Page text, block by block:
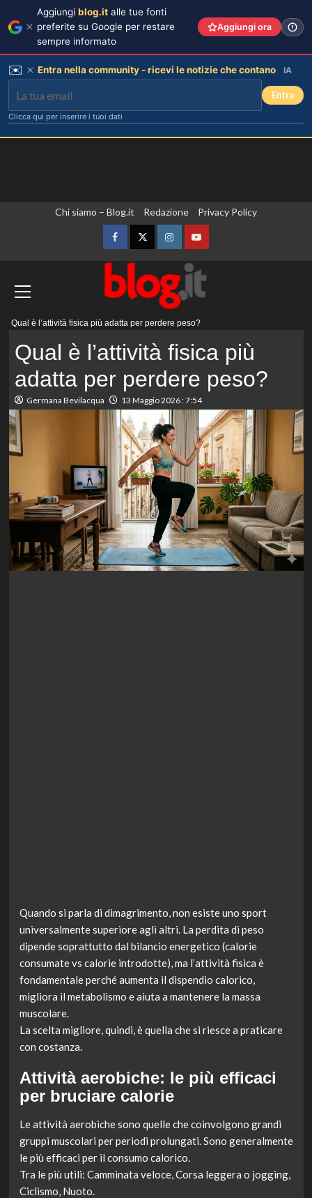
Chi siamo – Blog.it Redazione Privacy Policy
FacebookTwitterInstagramYouTube
Menu
Qual è l’attività fisica più adatta per perdere peso?
Qual è l’attività fisica più
adatta per perdere peso?
Germana Bevilacqua 13 Maggio 2026 : 7:54
Quando si parla di dimagrimento, non esiste uno sport
universalmente superiore agli altri. La perdita di peso
dipende soprattutto dal bilancio energetico (calorie
consumate vs calorie introdotte), ma l’attività fisica è
fondamentale perché aumenta il dispendio calorico,
migliora il metabolismo e aiuta a mantenere la massa
muscolare.
La scelta migliore, quindi, è quella che si riesce a praticare
con costanza.
Attività aerobiche: le più efficaci
per bruciare calorie
Le attività aerobiche sono quelle che coinvolgono grandi
gruppi muscolari per periodi prolungati. Sono generalmente
le più efficaci per il consumo calorico.
Tra le più utili: Camminata veloce, Corsa leggera o jogging,
Ciclismo, Nuoto.
Aggiungi blog.it alle tue fonti
preferite su Google per restare
sempre informato
Aggiungi ora
✉️ Entra nella community - ricevi le notizie che contano IA
Entra
Clicca qui per inserire i tuoi dati